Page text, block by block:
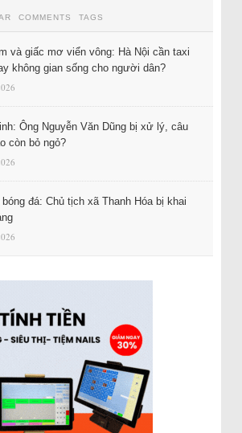
COMMENTS TAGS
và giấc mơ viển vông: Hà Nội cần taxi
không gian sống cho người dân?
Ông Nguyễn Văn Dũng bị xử lý, câu
còn bỏ ngỏ?
bóng đá: Chủ tịch xã Thanh Hóa bị khai